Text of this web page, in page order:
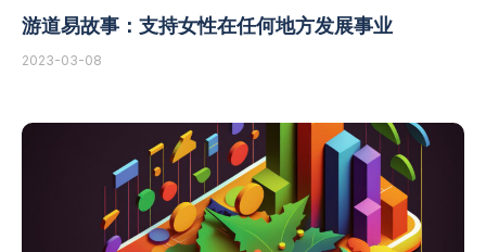
游道易故事：支持女性在任何地方发展事业
2023-03-08